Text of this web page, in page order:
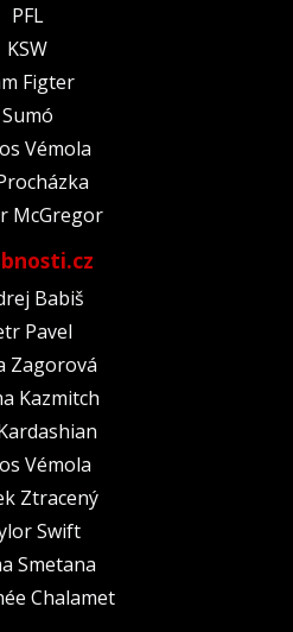
PFL
KSW
Figter
Sumó
Vémola
McGregor
Babiš
Pavel
Zagorová
Kazmitch
Vémola
Ztracený
Swift
Smetana
Chalamet